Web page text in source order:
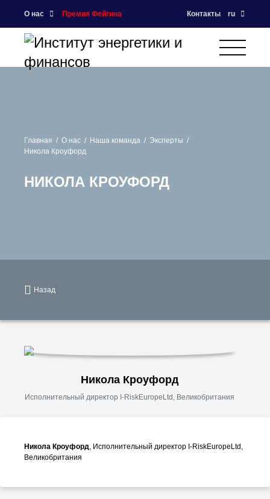
О нас Премия Фейгина Контакты ru
Главная О нас Наша команда
Эксперты
Никола Кроуфорд
НИКОЛА КРОУФОРД
Назад
Никола Кроуфорд
Исполнительный директор I-RiskEuropeLtd, Великобритания
Никола Кроуфорд, Исполнительный директор I-RiskEuropeLtd,
Великобритания